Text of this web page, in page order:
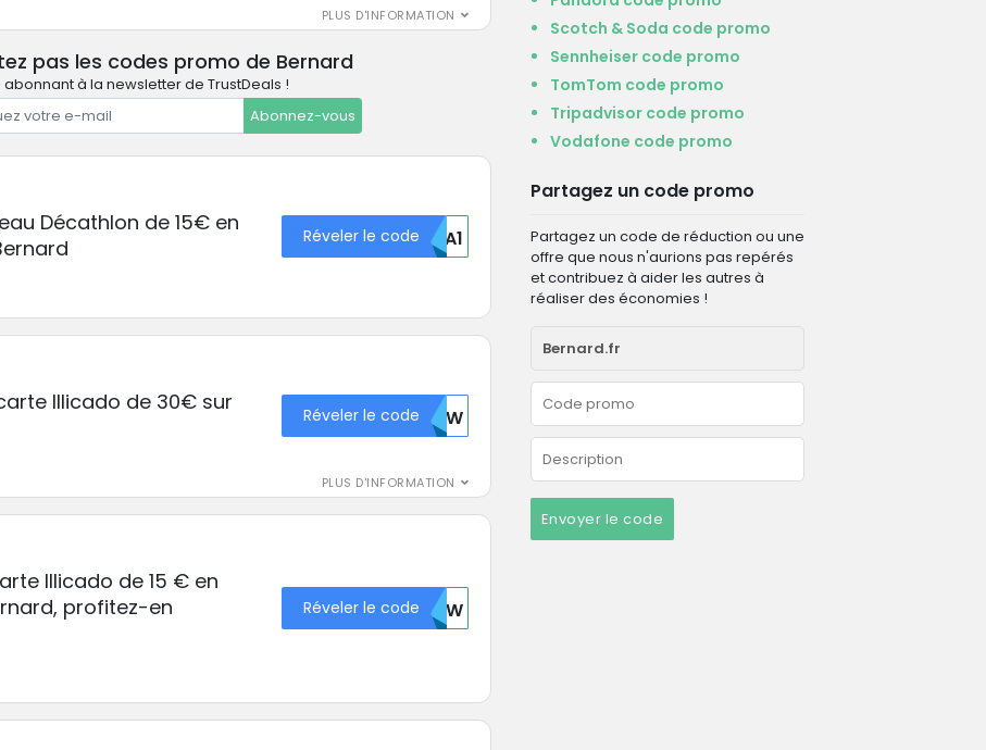
PLUS D'INFORMATION
pas les codes promo de Bernard
abonnant à la newsletter de TrustDeals !
Abonnez-vous
Décathlon de 15€ en
Réveler le code RDA1
Illicado de 30€ sur
PLUS D'INFORMATION
Réveler le codeRJAW
Illicado de 15 € en
profitez-en
Réveler le codeRTAW
Scotch & Soda code promo
Sennheiser code promo
TomTom code promo
Tripadvisor code promo
Vodafone code promo
Partagez un code promo
Partagez un code de réduction ou une
offre que nous n'aurions pas repérés
et contribuez à aider les autres à
réaliser des économies !
Envoyer le code